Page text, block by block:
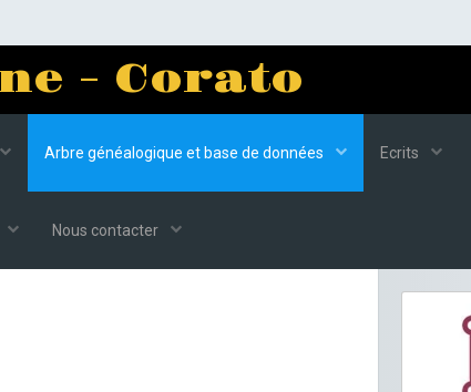
- Corato
Arbre généalogique et base de données Ecrits
Nous contacter